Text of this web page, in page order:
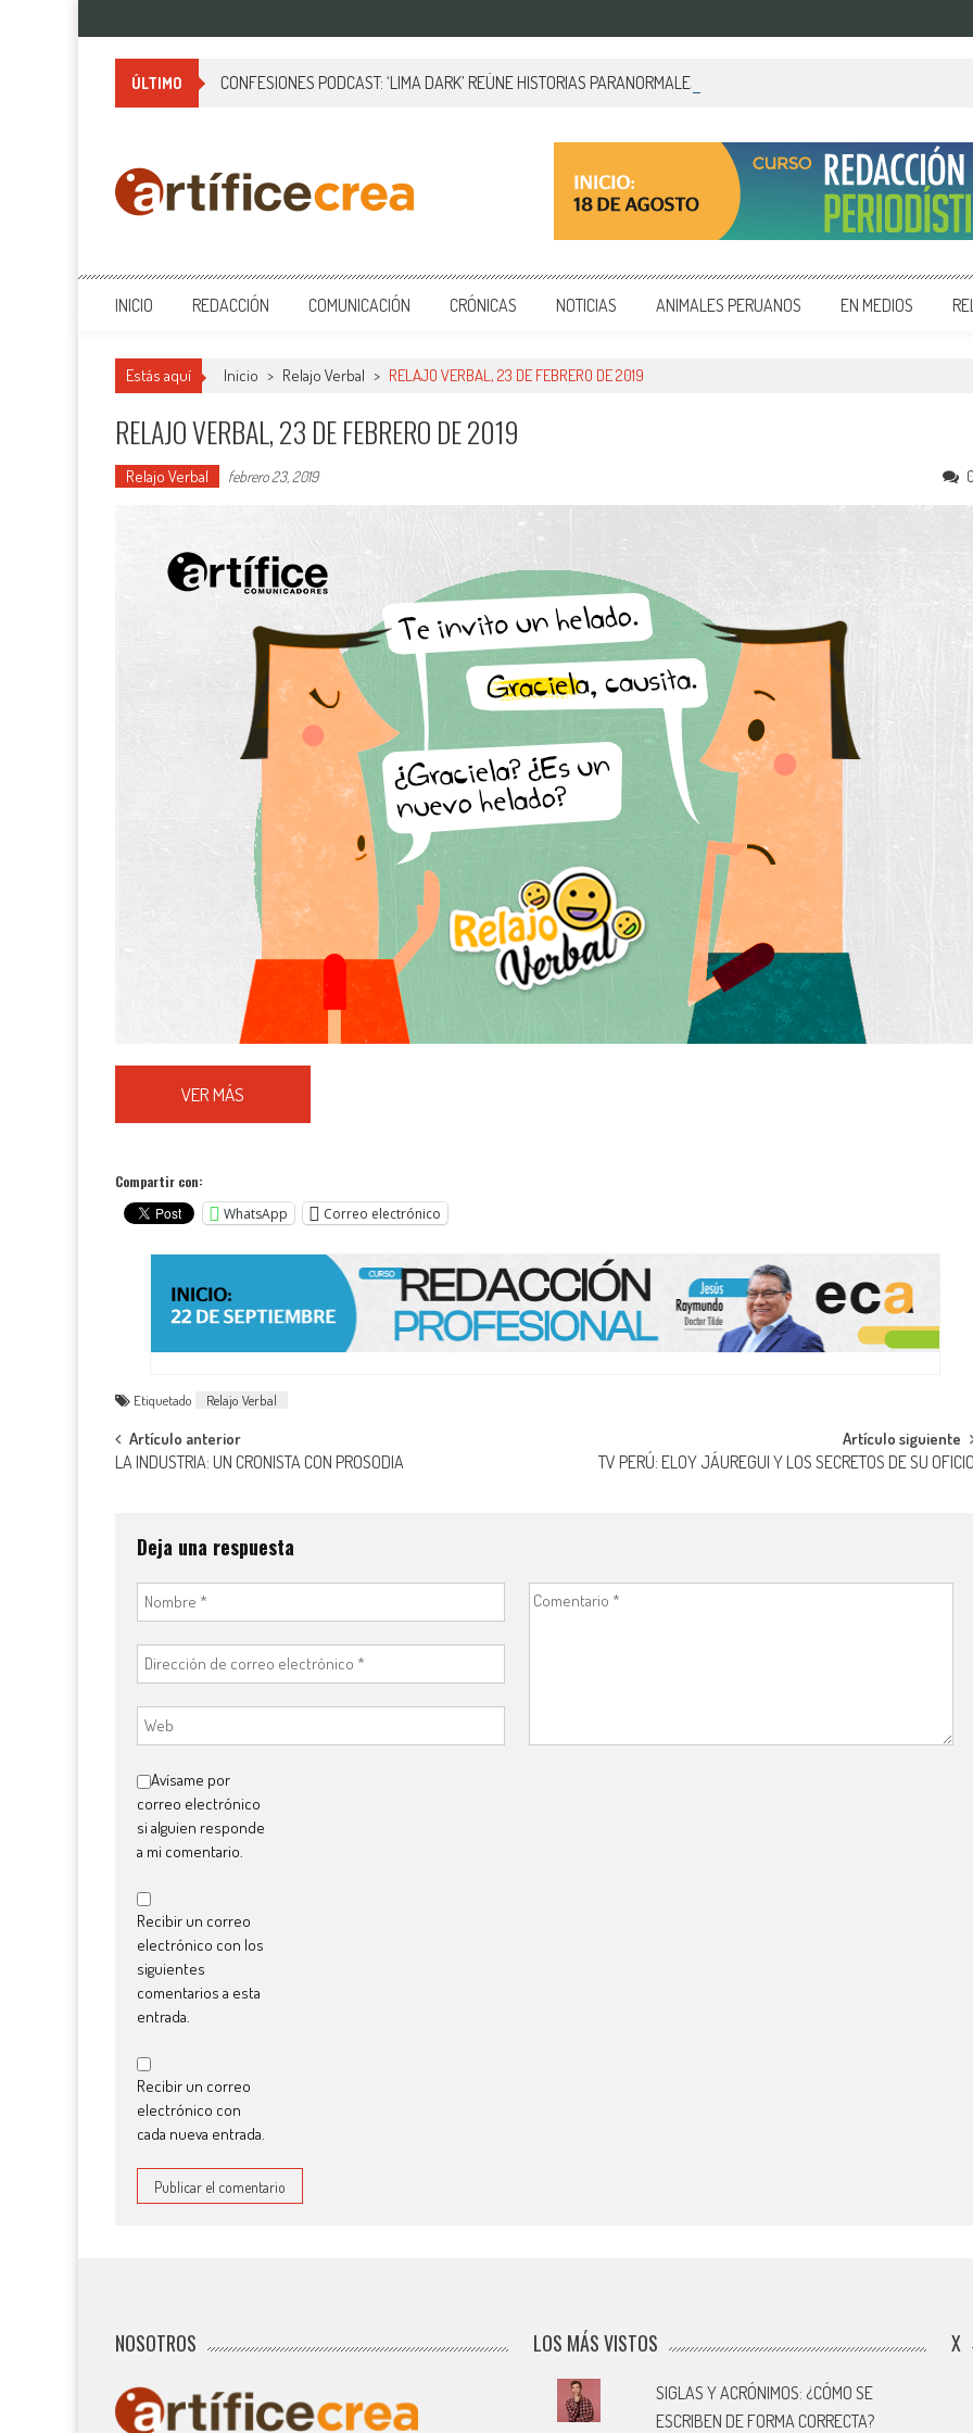
al
contenido
ÚLTIMO CONFESIONES PODCAST: ‘LIMA DARK’ REÚNE HISTORIAS PARANORMALES DE PALACIO DE GOBIERNO
Blog de Artífice Comunicadores, elaboramos contenidos periodísticos y editoriales en diversos formatos, capacitamos en temas de comunicación y educación.
INICIO REDACCIÓN COMUNICACIÓN CRÓNICAS NOTICIAS ANIMALES PERUANOS EN MEDIOS
Estás aquí Inicio > Relajo Verbal > RELAJO VERBAL, 23 DE FEBRERO DE 2019
RELAJO VERBAL, 23 DE FEBRERO DE 2019
Relajo Verbal febrero 23, 2019
VER MÁS
Compartir con:
WhatsApp
Correo electrónico
Etiquetado Relajo Verbal
Navegación
entradas
Artículo anterior
LA INDUSTRIA: UN CRONISTA CON PROSODIA
Artículo siguiente
TV PERÚ: ELOY JÁUREGUI Y LOS SECRETOS DE SU
Deja una respuesta
Avísame por
correo electrónico
si alguien responde
a mi comentario.
Recibir un correo
electrónico con los
siguientes
comentarios a esta
entrada.
Recibir un correo
electrónico con
cada nueva entrada.
NOSOTROS LOS MÁS VISTOS
SIGLAS Y ACRÓNIMOS: ¿CÓMO SE
ESCRIBEN DE FORMA CORRECTA?
X